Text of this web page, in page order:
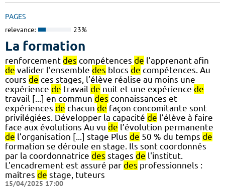
PAGES
relevance: 23%
La formation
renforcement des compétences de l’apprenant afin
de valider l’ensemble des blocs de compétences. Au
cours de ces stages, l’élève réalise au moins une
expérience de travail de nuit et une expérience de
travail [...] en commun des connaissances et
expériences de chacun de façon concomitante sont
privilégiées. Développer la capacité de l’élève à faire
face aux évolutions Au vu de l’évolution permanente
de l’organisation [...] stage Plus de 50 % du temps de
formation se déroule en stage. Ils sont coordonnés
par la coordonnatrice des stages de l'institut.
L'encadrement est assuré par des professionnels :
maîtres de stage, tuteurs
15/04/2025 17:00